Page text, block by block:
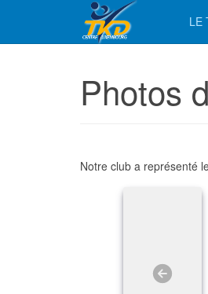
LE
Photos
Notre club a représenté